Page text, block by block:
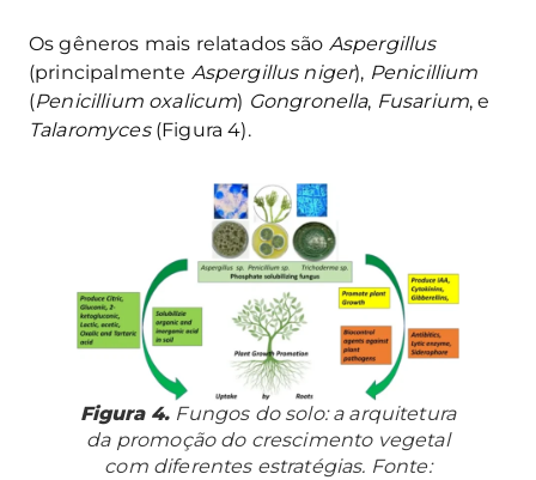
Os gêneros mais relatados são Aspergillus
(principalmente Aspergillus niger), Penicillium
(Penicillium oxalicum) Gongronella, Fusarium, e
Talaromyces(Figura 4).
Figura 4. Fungos do solo: a arquitetura
da promoção do crescimento vegetal
com diferentes estratégias. Fonte: